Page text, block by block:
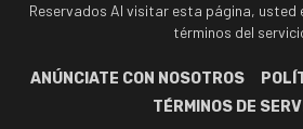
Reservados Al visitar esta página, usted
términos del
ANÚNCIATE CON NOSOTROS
TÉRMINOS DE